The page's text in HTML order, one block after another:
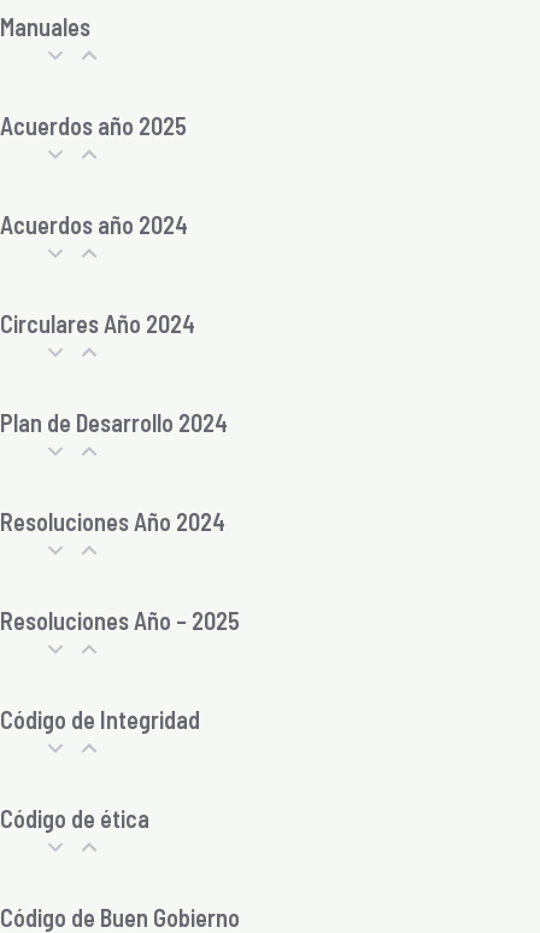
Manuales
Acuerdos año 2025
Acuerdos año 2024
Circulares Año 2024
Plan de Desarrollo 2024
Resoluciones Año 2024
Resoluciones Año – 2025
Código de Integridad
Código de ética
Código de Buen Gobierno